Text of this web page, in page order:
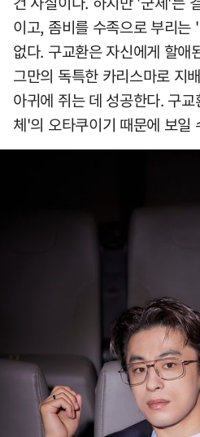
이고, 좀비를 수족으로 부리
없다. 구교환은 자신에게 할애
그만의 독특한 카리스마로 지
아귀에 쥐는 데 성공한다. 구
체'의 오타쿠이기 때문에 보일